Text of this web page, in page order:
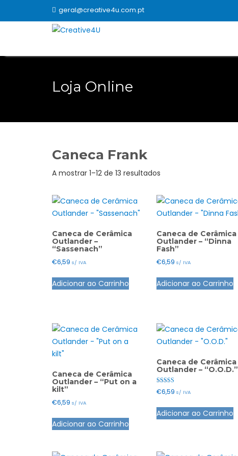
geral@creative4u.com.pt
Loja Online
Caneca Frank
A mostrar 1–12 de 13 resultados
popularidade
Caneca de Cerâmica
Outlander –
“Sassenach”
€6,59 s/ IVA
Adicionar ao Carrinho
Caneca de Cerâmica
Outlander – “Dinna
Fash”
€6,59 s/ IVA
Adicionar ao Carrinho
Caneca de Cerâmica
Outlander – “Put on a
kilt”
€6,59 s/ IVA
Adicionar ao Carrinho
Caneca de Cerâmica
Outlander – “O.O.D.”
Avaliação
5.00
€6,59 s/ IVA
Adicionar ao Carrinho